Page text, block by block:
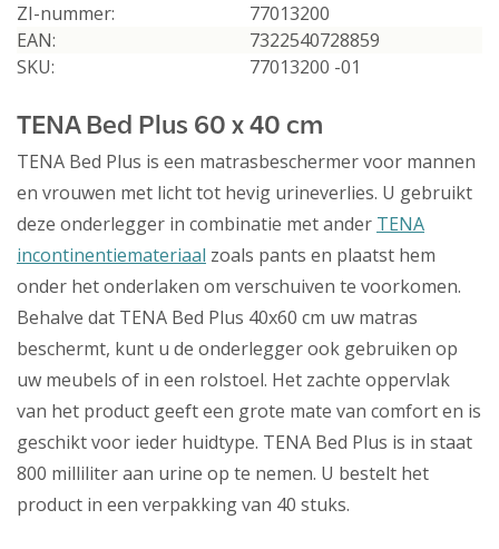
ZI-nummer:
77013200
EAN:
7322540728859
SKU:
77013200 -01
TENA Bed Plus 60 x 40 cm
TENA Bed Plus is een matrasbeschermer voor mannen
en vrouwen met licht tot hevig urineverlies. U gebruikt
deze onderlegger in combinatie met ander TENA
incontinentiemateriaal zoals pants en plaatst hem
onder het onderlaken om verschuiven te voorkomen.
Behalve dat TENA Bed Plus 40x60 cm uw matras
beschermt, kunt u de onderlegger ook gebruiken op
uw meubels of in een rolstoel. Het zachte oppervlak
van het product geeft een grote mate van comfort en is
geschikt voor ieder huidtype. TENA Bed Plus is in staat
800 milliliter aan urine op te nemen. U bestelt het
product in een verpakking van 40 stuks.